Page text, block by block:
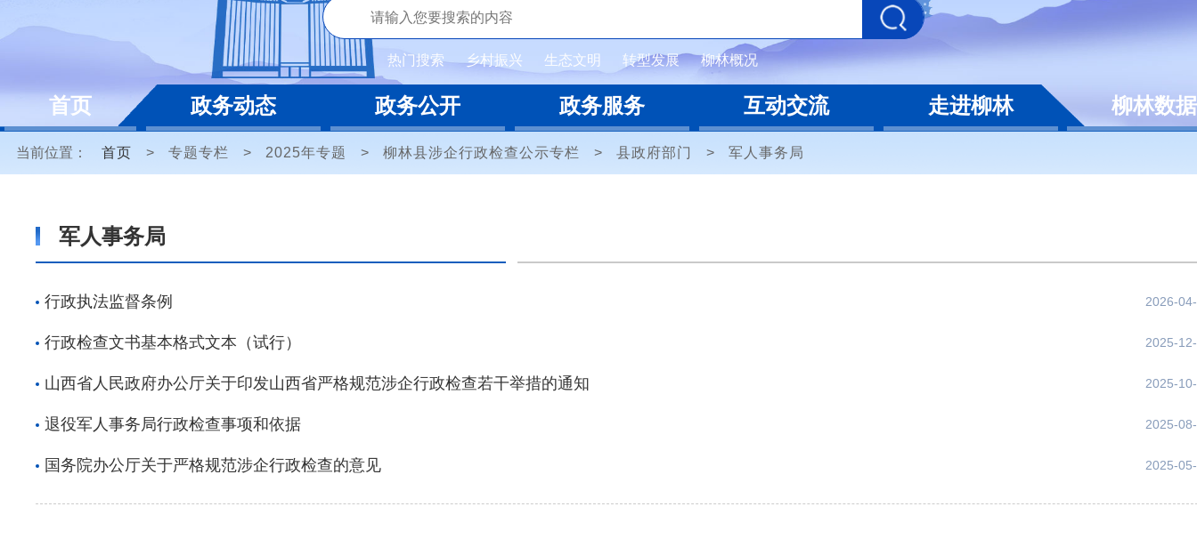
热门搜索 乡村振兴 生态文明 转型发展 柳林概况
首页 政务动态 政务公开 政务服务 互动交流 走进柳林 柳林数据
当前位置： 首页 > 专题专栏 > 2025年专题 > 柳林县涉企行政检查公示专栏 > 县政府部门 > 军人事务局
军人事务局
行政执法监督条例 2026-
行政检查文书基本格式文本（试行） 2025-
山西省人民政府办公厅关于印发山西省严格规范涉企行政检查若干举措的通知 2025-
退役军人事务局行政检查事项和依据 2025-
国务院办公厅关于严格规范涉企行政检查的意见 2025-